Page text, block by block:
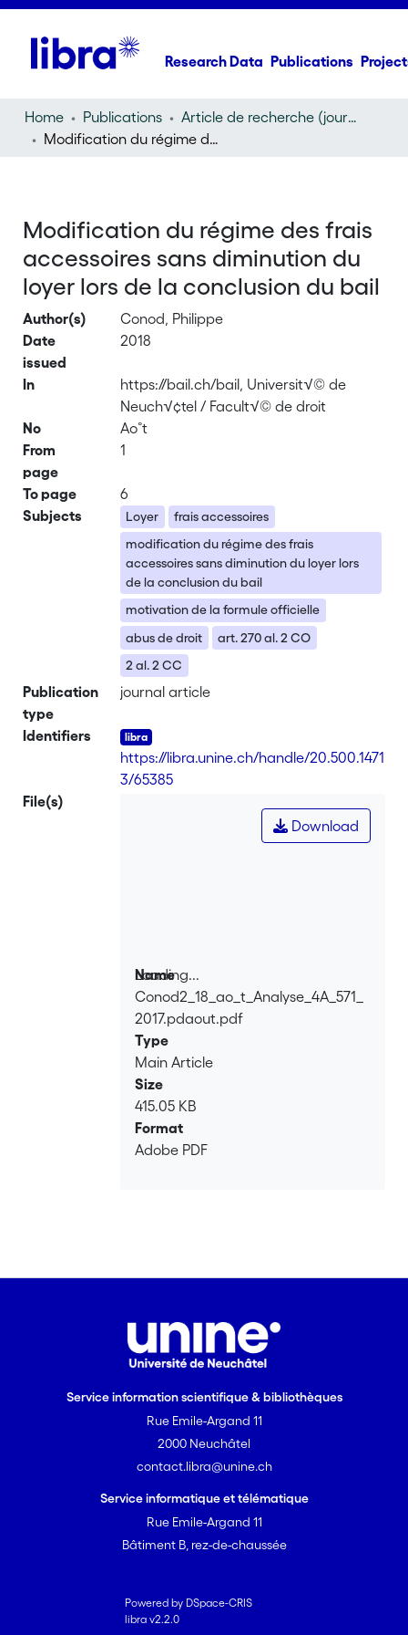
Research Data Publications
Home Publications
Article de recherche (journal article)
Modification du régime des frais accessoires sans diminution du loyer lors de la conclusion du bail
Modification du régime des frais
accessoires sans diminution du
loyer lors de la conclusion du bail
Author(s)
Conod, Philippe
Date
issued
2018
In
https://bail.ch/bail, Universit√© de
Neuch√¢tel / Facult√© de droit
No
Ao˚t
From
page
1
To page
6
Subjects
Loyer
frais accessoires
modification du régime des frais
accessoires sans diminution du loyer lors
de la conclusion du bail
motivation de la formule officielle
abus de droit
art. 270 al. 2 CO
2 al. 2 CC
Publication
type
journal article
Identifiers
https://libra.unine.ch/handle/20.500.1471
3/65385
File(s)
Loading...
Loading...
Download
Name
Conod2_18_ao_t_Analyse_4A_571_
2017.pdaout.pdf
Type
Main Article
Size
415.05 KB
Format
Adobe PDF
Service information scientifique & bibliothèques
Rue Emile-Argand 11
2000 Neuchâtel
contact.libra@unine.ch
Service informatique et télématique
Rue Emile-Argand 11
Bâtiment B, rez-de-chaussée
Powered by DSpace-CRIS
libra v2.2.0